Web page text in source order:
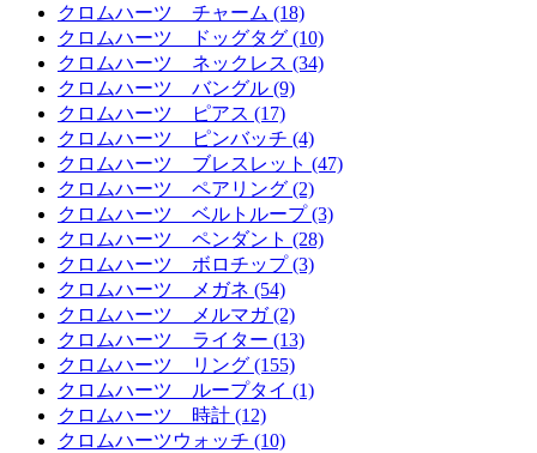
クロムハーツ チャーム (18)
クロムハーツ ドッグタグ (10)
クロムハーツ ネックレス (34)
クロムハーツ バングル (9)
クロムハーツ ピアス (17)
クロムハーツ ピンバッチ (4)
クロムハーツ ブレスレット (47)
クロムハーツ ペアリング (2)
クロムハーツ ベルトループ (3)
クロムハーツ ペンダント (28)
クロムハーツ ボロチップ (3)
クロムハーツ メガネ (54)
クロムハーツ メルマガ (2)
クロムハーツ ライター (13)
クロムハーツ リング (155)
クロムハーツ ループタイ (1)
クロムハーツ 時計 (12)
クロムハーツウォッチ (10)